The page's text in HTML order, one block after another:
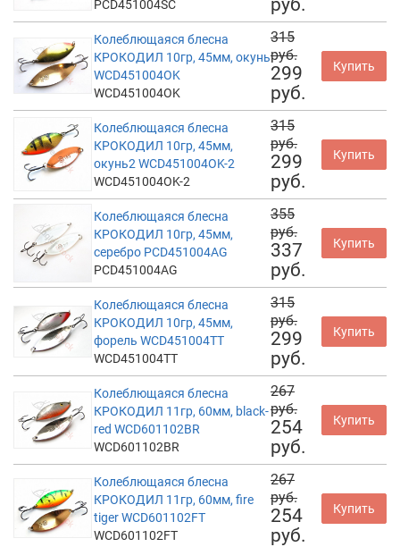
PCD451004SC
Колеблющаяся блесна
КРОКОДИЛ 10гр, 45мм, окунь
WCD451004OK
WCD451004OK
315
руб.
299
руб.
Купить
Колеблющаяся блесна
КРОКОДИЛ 10гр, 45мм,
окунь2 WCD451004OK-2
WCD451004OK-2
315
руб.
299
руб.
Купить
Колеблющаяся блесна
КРОКОДИЛ 10гр, 45мм,
серебро PCD451004AG
PCD451004AG
355
руб.
337
руб.
Купить
Колеблющаяся блесна
КРОКОДИЛ 10гр, 45мм,
форель WCD451004TT
WCD451004TT
315
руб.
299
руб.
Купить
Колеблющаяся блесна
КРОКОДИЛ 11гр, 60мм, black-
red WCD601102BR
WCD601102BR
267
руб.
254
руб.
Купить
Колеблющаяся блесна
КРОКОДИЛ 11гр, 60мм, fire
tiger WCD601102FT
WCD601102FT
267
руб.
254
руб.
Купить